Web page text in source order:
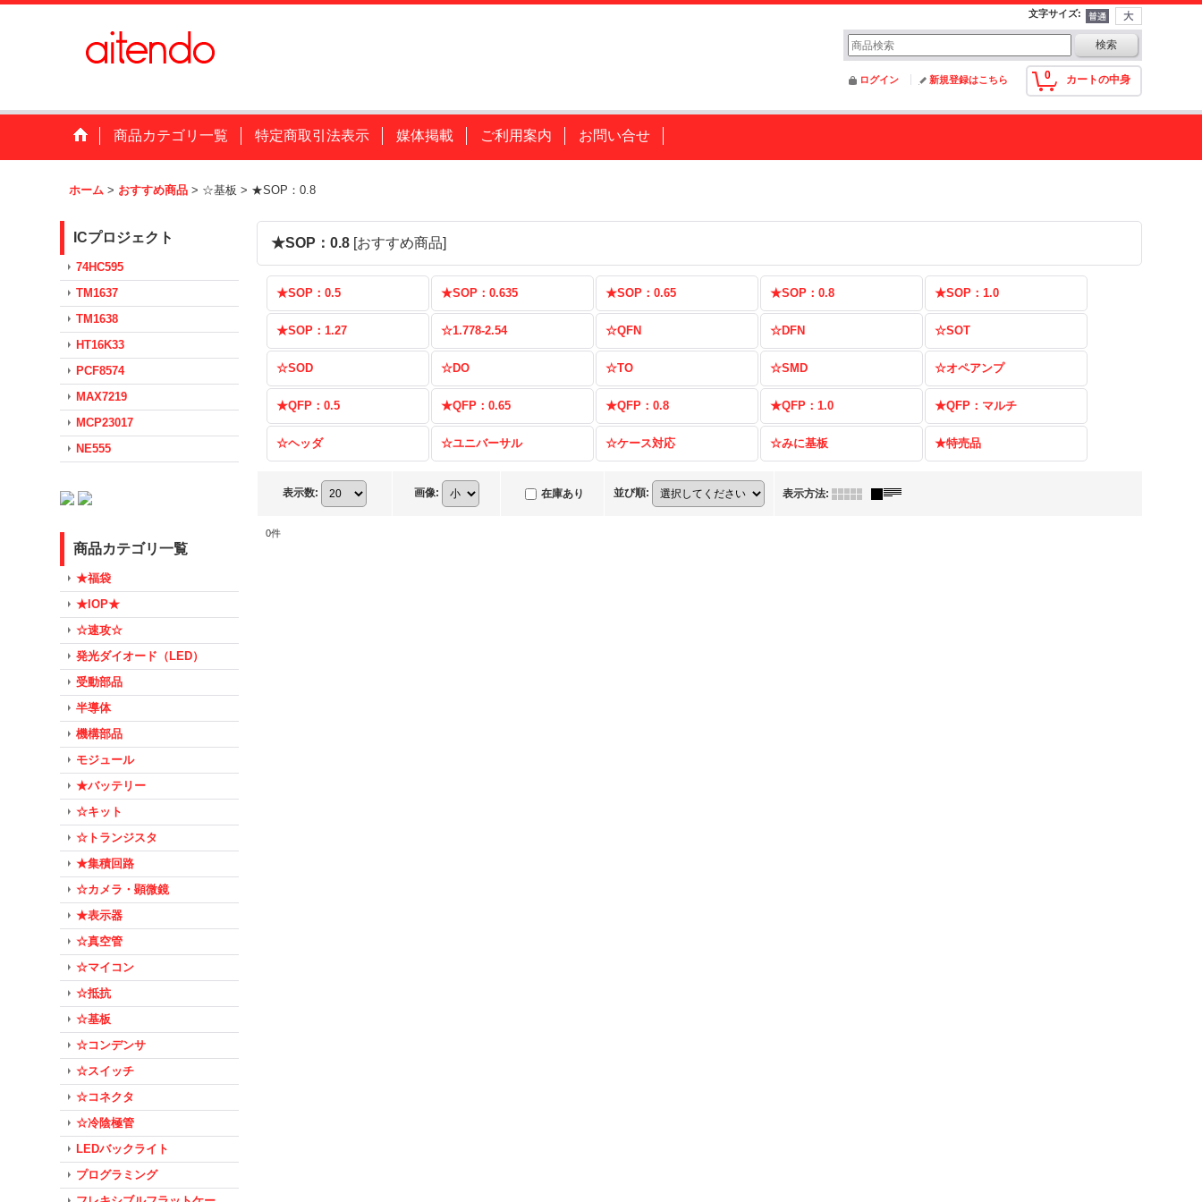
文字サイズ:
0 カートの中身
ログイン 新規登録はこちら
商品カテゴリ一覧 特定商取引法表示 媒体掲載 ご利用案内 お問い合せ
ホーム > おすすめ商品 > ☆基板 > ★SOP：0.8
ICプロジェクト
74HC595
TM1637
TM1638
HT16K33
PCF8574
MAX7219
MCP23017
NE555
商品カテゴリ一覧
★福袋
★IOP★
☆速攻☆
発光ダイオード（LED）
受動部品
半導体
機構部品
モジュール
★バッテリー
☆キット
☆トランジスタ
★集積回路
☆カメラ・顕微鏡
★表示器
☆真空管
☆マイコン
☆抵抗
☆基板
☆コンデンサ
☆スイッチ
☆コネクタ
☆冷陰極管
LEDバックライト
プログラミング
★SOP：0.8 [おすすめ商品]
★SOP：0.5 ★SOP：0.635 ★SOP：0.65 ★SOP：0.8 ★SOP：1.0
★SOP：1.27 ☆1.778-2.54 ☆QFN ☆DFN ☆SOT
☆SOD ☆DO ☆TO ☆SMD ☆オペアンプ
★QFP：0.5 ★QFP：0.65 ★QFP：0.8 ★QFP：1.0 ★QFP：マルチ
☆ヘッダ ☆ユニバーサル ☆ケース対応 ☆みに基板 ★特売品
表示数: 画像: 在庫あり 並び順: 表示方法:
0件